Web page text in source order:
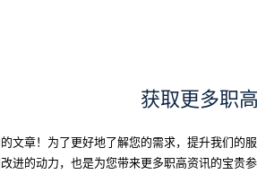
获取更多职
文章！为了更好地了解您的需求，提升我们的
进的动力，也是为您带来更多职高资讯的宝贵参